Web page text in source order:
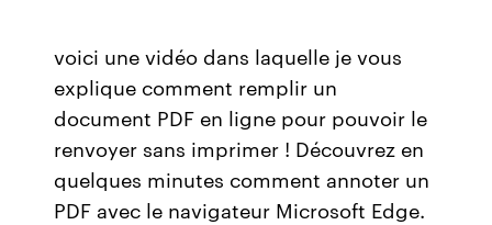
voici une vidéo dans laquelle je vous
explique comment remplir un
document PDF en ligne pour pouvoir le
renvoyer sans imprimer ! Découvrez en
quelques minutes comment annoter un
PDF avec le navigateur Microsoft Edge.